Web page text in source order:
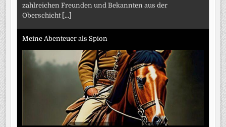
zahlreichen Freunden und Bekannten aus der
Oberschicht [...]
Meine Abenteuer als Spion